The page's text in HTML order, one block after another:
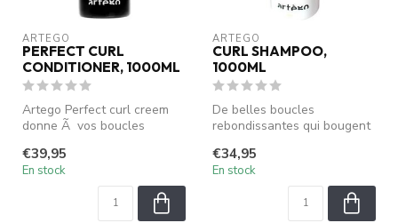
ARTEGO
PERFECT CURL
CONDITIONER, 1000ML
Artego Perfect curl creem
donne Ã vos boucles
dÃ©finition, m...
€39,95
En stock
ARTEGO
CURL SHAMPOO,
1000ML
De belles boucles
rebondissantes qui bougent
et donnen...
€34,95
En stock